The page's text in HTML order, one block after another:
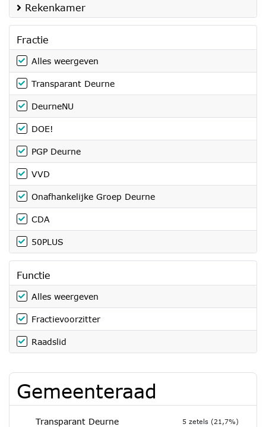
Rekenkamer
Fractie
Alles weergeven
Transparant Deurne
DeurneNU
DOE!
PGP Deurne
VVD
Onafhankelijke Groep Deurne
CDA
50PLUS
Functie
Alles weergeven
Fractievoorzitter
Raadslid
Gemeenteraad
Transparant Deurne 5 zetels (21,7%)